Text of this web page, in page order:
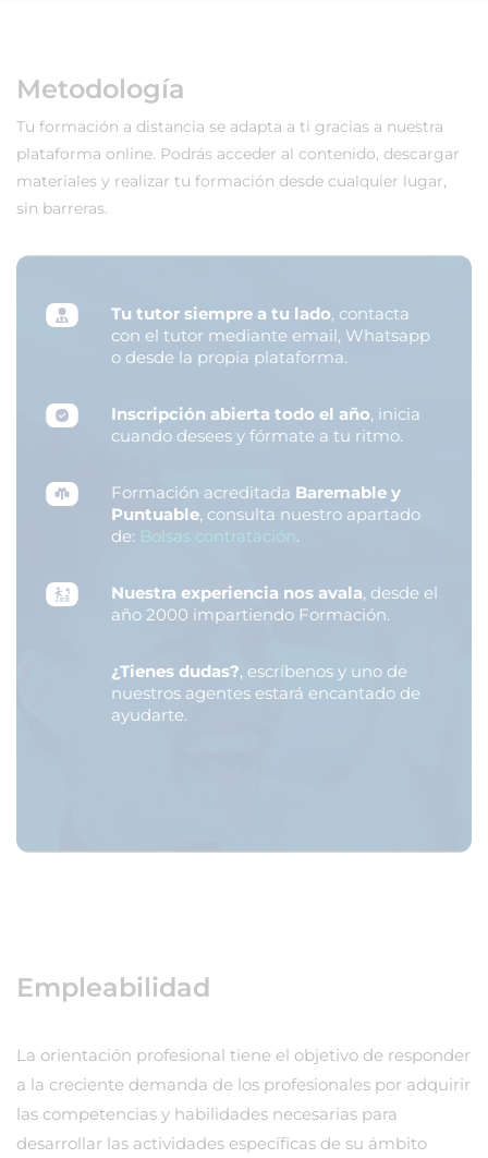
Metodología
Tu formación a distancia se adapta a ti gracias a nuestra
plataforma online. Podrás acceder al contenido, descargar
materiales y realizar tu formación desde cualquier lugar,
sin barreras.
Tu tutor siempre a tu lado, contacta
con el tutor mediante email, Whatsapp
o desde la propia plataforma.
Inscripción abierta todo el año, inicia
cuando desees y fórmate a tu ritmo.
Formación acreditada Baremable y
Puntuable, consulta nuestro apartado
de: Bolsas contratación.
Nuestra experiencia nos avala, desde el
año 2000 impartiendo Formación.
¿Tienes dudas?, escríbenos y uno de
nuestros agentes estará encantado de
ayudarte.
Empleabilidad
La orientación profesional tiene el objetivo de responder
a la creciente demanda de los profesionales por adquirir
las competencias y habilidades necesarias para
desarrollar las actividades específicas de su ámbito